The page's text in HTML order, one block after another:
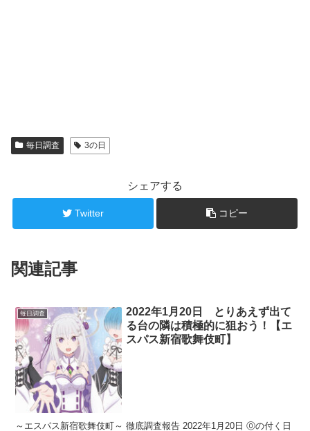
毎日調査 3の日
シェアする
Twitter コピー
関連記事
毎日調査
2022年1月20日 とりあえず出て
る台の隣は積極的に狙おう！【エ
スパス新宿歌舞伎町】
～エスパス新宿歌舞伎町～ 徹底調査報告 2022年1月20日 ⓪の付く日